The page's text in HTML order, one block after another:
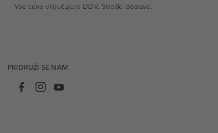
Vse cene vključujejo DDV. Stroški dostave.
PRIDRUŽI SE NAM